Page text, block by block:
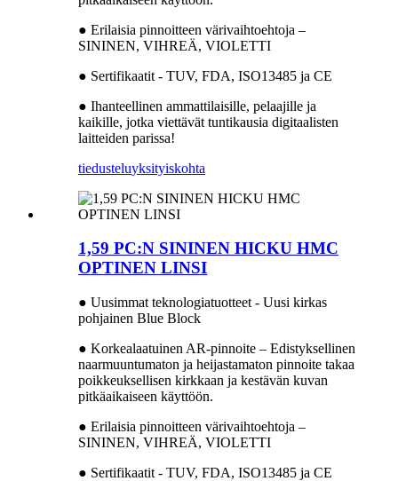
● Erilaisia ​​pinnoitteen värivaihtoehtoja –
SININEN, VIHREÄ, VIOLETTI
● Sertifikaatit - TUV, FDA, ISO13485 ja CE
● Ihanteellinen ammattilaisille, pelaajille ja
kaikille, jotka viettävät tuntikausia digitaalisten
laitteiden parissa!
tiedusteluyksityiskohta
1,59 PC:N SININEN HICKU HMC
OPTINEN LINSI
● Uusimmat teknologiatuotteet - Uusi kirkas
pohjainen Blue Block
● Korkealaatuinen AR-pinnoite – Edistyksellinen
naarmuuntumaton ja heijastamaton pinnoite takaa
poikkeuksellisen kirkkaan ja kestävän kuvan
pitkäaikaiseen käyttöön.
● Erilaisia ​​pinnoitteen värivaihtoehtoja –
SININEN, VIHREÄ, VIOLETTI
● Sertifikaatit - TUV, FDA, ISO13485 ja CE